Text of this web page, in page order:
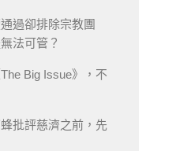
過卻排除宗教團
法可管？
Big Issue》，不
批評慈濟之前，先